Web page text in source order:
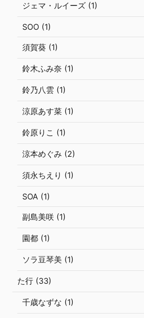
ジェマ・ルイーズ (1)
SOO (1)
須賀葵 (1)
鈴木ふみ奈 (1)
鈴乃八雲 (1)
涼原あす菜 (1)
鈴原りこ (1)
涼本めぐみ (2)
須永ちえり (1)
SOA (1)
副島美咲 (1)
園都 (1)
ソラ豆琴美 (1)
た行 (33)
千歳なずな (1)